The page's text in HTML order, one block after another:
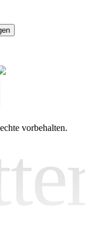
vorbehalten.